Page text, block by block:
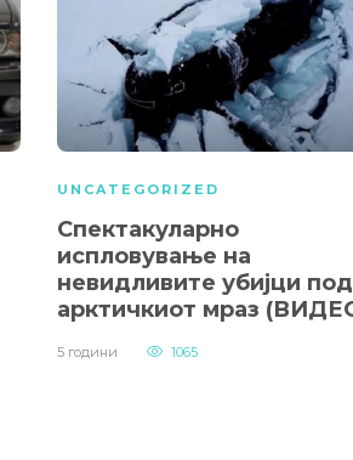
UNCATEGORIZED
Спектакуларно
испловување на
невидливите убијци под
арктичкиот мраз
5 години 1065